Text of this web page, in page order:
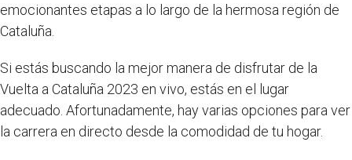
emocionantes etapas a lo largo de la hermosa región de
Cataluña.
Si estás buscando la mejor manera de disfrutar de la
Vuelta a Cataluña 2023 en vivo, estás en el lugar
adecuado. Afortunadamente, hay varias opciones para ver
la carrera en directo desde la comodidad de tu hogar.